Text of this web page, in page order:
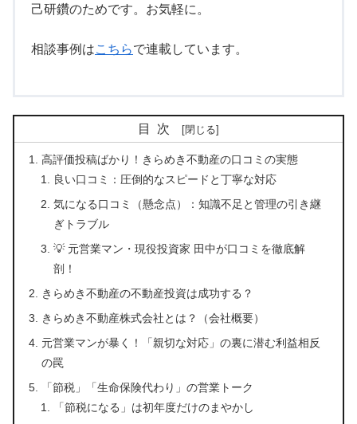
己研鑽のためです。お気軽に。
相談事例はこちらで連載しています。
目次
高評価投稿ばかり！きらめき不動産の口コミの実態
良い口コミ：圧倒的なスピードと丁寧な対応
気になる口コミ（懸念点）：知識不足と管理の引き継
ぎトラブル
💡 元営業マン・現役投資家 田中が口コミを徹底解
剖！
きらめき不動産の不動産投資は成功する？
きらめき不動産株式会社とは？（会社概要）
元営業マンが暴く！「親切な対応」の裏に潜む利益相反
の罠
「節税」「生命保険代わり」の営業トーク
「節税になる」は初年度だけのまやかし